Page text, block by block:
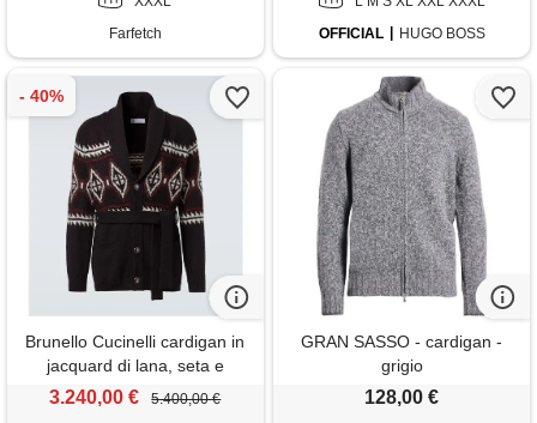
Farfetch
OFFICIAL
HUGO BOSS
Brunello Cucinelli cardigan in
jacquard di lana, seta e
cashmere
3.240,00 € 5.400,00 €
GRAN SASSO - cardigan -
grigio
128,00 €